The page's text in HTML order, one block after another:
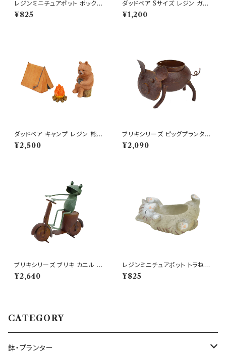
レジンミニチュアポット ボックス
カー ポット GR 車 鉢
¥825
ダッドベア Sサイズ レジン ガー
デン オブジェ クマ くま 熊 可愛
い表情
¥1,200
ダッドベア キャンプ レジン 熊
オブジェ クマ 置物 くま
¥2,500
ブリキシリーズ ピッグプランター
ポット付き 背負い 鉢
¥2,090
ブリキシリーズ ブリキ カエル ス
クーター かえる オブジェ
¥2,640
レジンミニチュアポット トラねこ
キャットプランター ミニ鉢
¥825
CATEGORY
鉢・プランター